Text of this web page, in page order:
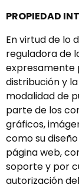
PROPIEDAD
En virtud de lo
reguladora de
expresamente
distribución y
modalidad de
parte de los
gráficos,
como su
página web,
soporte y por
autorización del